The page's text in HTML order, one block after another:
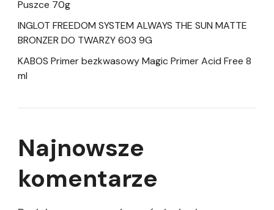
Puszce 70g
INGLOT FREEDOM SYSTEM ALWAYS THE SUN MATTE
BRONZER DO TWARZY 603 9G
KABOS Primer bezkwasowy Magic Primer Acid Free 8
ml
Najnowsze
komentarze